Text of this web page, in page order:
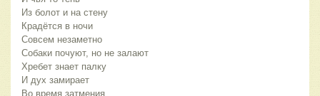
Из болот и на стену
Крадётся в ночи
Совсем незаметно
Собаки почуют, но не залают
Хребет знает палку
И дух замирает
Во время затмения